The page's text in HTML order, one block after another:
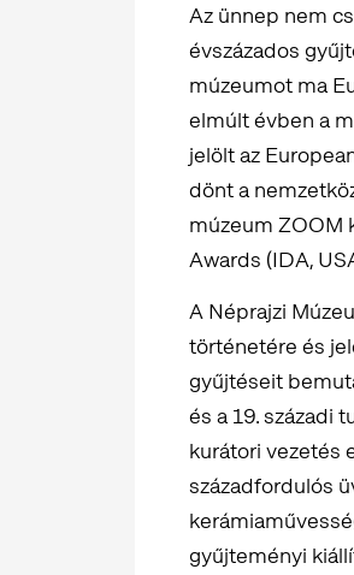
Az ünnep nem
évszázados
múzeumot ma
elmúlt évben a
jelölt az
dönt a
múzeum ZOOM
Awards (IDA,
A Néprajzi
történetére és
gyűjtéseit
és a 19. századi
kurátori vezetés
századfordulós
gyűjteményi